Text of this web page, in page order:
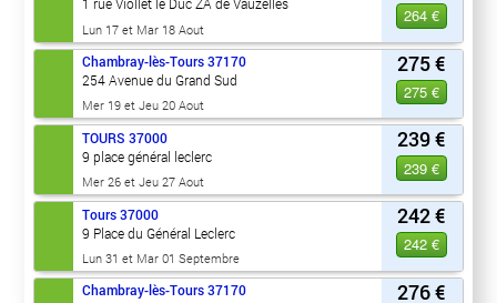
264 €
1 rue Viollet le Duc ZA de Vauzelles
Lun 17 et Mar 18 Aout
275 €
275 €
Chambray-lès-Tours 37170
254 Avenue du Grand Sud
Mer 19 et Jeu 20 Aout
239 €
239 €
TOURS 37000
9 place général leclerc
Mer 26 et Jeu 27 Aout
242 €
242 €
Tours 37000
9 Place du Général Leclerc
Lun 31 et Mar 01 Septembre
276 €
Chambray-lès-Tours 37170